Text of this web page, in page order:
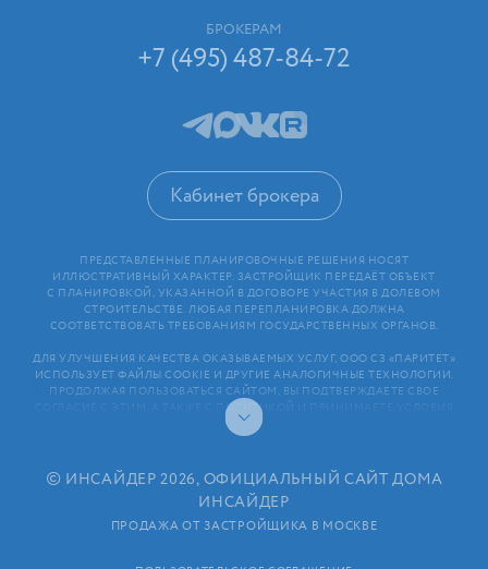
БРОКЕРАМ
+7 (495) 487-84-72
Кабинет брокера
ПРЕДСТАВЛЕННЫЕ ПЛАНИРОВОЧНЫЕ РЕШЕНИЯ НОСЯТ
ИЛЛЮСТРАТИВНЫЙ ХАРАКТЕР. ЗАСТРОЙЩИК ПЕРЕДАЁТ ОБЪЕКТ
С ПЛАНИРОВКОЙ, УКАЗАННОЙ В ДОГОВОРЕ УЧАСТИЯ В ДОЛЕВОМ
СТРОИТЕЛЬСТВЕ. ЛЮБАЯ ПЕРЕПЛАНИРОВКА ДОЛЖНА
СООТВЕТСТВОВАТЬ ТРЕБОВАНИЯМ ГОСУДАРСТВЕННЫХ ОРГАНОВ.
ДЛЯ УЛУЧШЕНИЯ КАЧЕСТВА ОКАЗЫВАЕМЫХ УСЛУГ, ООО СЗ «ПАРИТЕТ»
ИСПОЛЬЗУЕТ ФАЙЛЫ COOKIE И ДРУГИЕ АНАЛОГИЧНЫЕ ТЕХНОЛОГИИ.
ПРОДОЛЖАЯ ПОЛЬЗОВАТЬСЯ САЙТОМ, ВЫ ПОДТВЕРЖДАЕТЕ СВОЕ
СОГЛАСИЕ С ЭТИМ, А ТАКЖЕ С ПОЛИТИКОЙ И ПРИНИМАЕТЕ УСЛОВИЯ
ПОЛЬЗОВАТЕЛЬСКОГО СОГЛАШЕНИЯ. ЛЮБАЯ ИНФОРМАЦИЯ,
ПРЕДСТАВЛЕННАЯ НА САЙТЕ, НОСИТ ИНФОРМАЦИОННЫЙ ХАРАКТЕР
ЗАСТРОЙЩИКОМ (В ТОМ ЧИСЛЕ РАЗМЕЩЕНИЕ ПРОЕКТНЫХ
ДЕКЛАРАЦИЙ И ИНЫХ ОБЯЗАТЕЛЬНЫХ ДОКУМЕНТОВ)
В СООТВЕТСТВИИ СО СТАТЬЕЙ 3.1. ФЕДЕРАЛЬНОГО ЗАКОНА
ОТ 30.12.2004 N 214⁠-⁠ФЗ «ОБ УЧАСТИИ В ДОЛЕВОМ СТРОИТЕЛЬСТВЕ
© ИНСАЙДЕР 2026, ОФИЦИАЛЬНЫЙ САЙТ ДОМА
ИНСАЙДЕР
ПРОДАЖА ОТ ЗАСТРОЙЩИКА В МОСКВЕ